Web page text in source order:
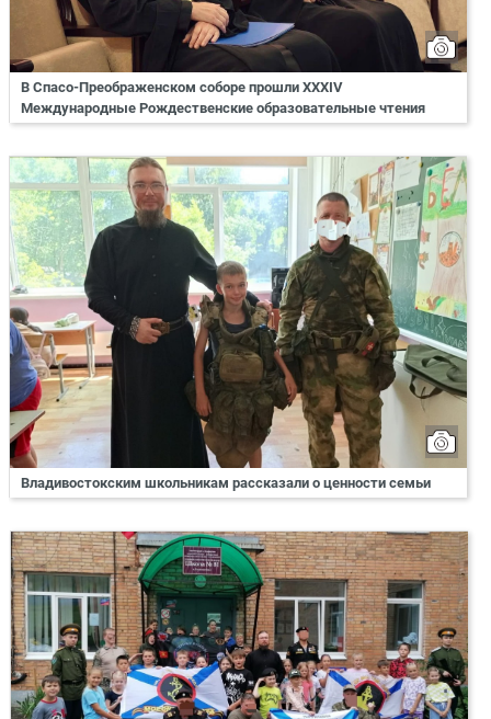
В Спасо-Преображенском соборе прошли XXXIV
Международные Рождественские образовательные чтения
Владивостокским школьникам рассказали о ценности семьи